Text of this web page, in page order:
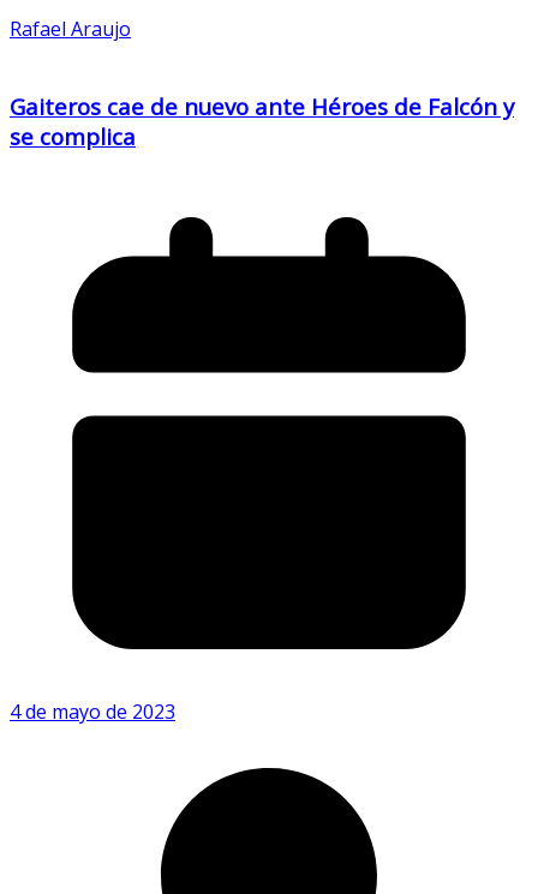
Rafael Araujo
Gaiteros cae de nuevo ante Héroes de Falcón y
se complica
4 de mayo de 2023